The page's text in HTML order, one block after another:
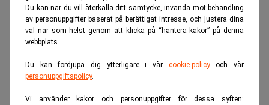
Du kan när du vill återkalla ditt samtycke, invända mot behandling
av personuppgifter baserat på berättigat intresse, och justera dina
val när som helst genom att klicka på “hantera kakor” på denna
webbplats.
Du kan fördjupa dig ytterligare i vår cookie-policyoch vår
personuppgiftspolicy.
Vi använder kakor och personuppgifter för dessa syften:
Stigande börskurser och ett fortsatt sparande ligger bakom att
svenskarnas samlade fondförmögenhet nu överstiger 10 000
miljarder kronor. Foto: Johan Hallnäs/TT
Nyhetsbyrån
TT
Publicerad: 12 juli 2026
12 juli 2026